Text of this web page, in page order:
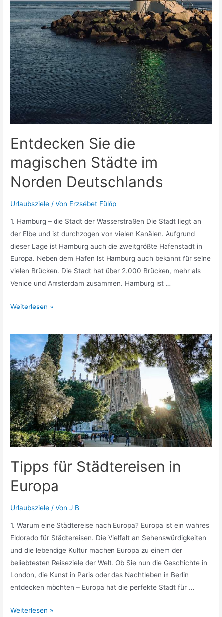
Entdecken Sie die
magischen Städte im
Norden Deutschlands
Urlaubsziele / Von Erzsébet Fülöp
1. Hamburg – die Stadt der Wasserstraßen Die Stadt liegt an
der Elbe und ist durchzogen von vielen Kanälen. Aufgrund
dieser Lage ist Hamburg auch die zweitgrößte Hafenstadt in
Europa. Neben dem Hafen ist Hamburg auch bekannt für seine
vielen Brücken. Die Stadt hat über 2.000 Brücken, mehr als
Venice und Amsterdam zusammen. Hamburg ist …
Entdecken
magischen
Städte
im
Norden
Deutschlands
Weiterlesen »
Tipps für Städtereisen in
Europa
Urlaubsziele / VonJ B
1. Warum eine Städtereise nach Europa? Europa ist ein wahres
Eldorado für Städtereisen. Die Vielfalt an Sehenswürdigkeiten
und die lebendige Kultur machen Europa zu einem der
beliebtesten Reiseziele der Welt. Ob Sie nun die Geschichte in
London, die Kunst in Paris oder das Nachtleben in Berlin
entdecken möchten – Europa hat die perfekte Stadt für …
Tipps
Weiterlesen »